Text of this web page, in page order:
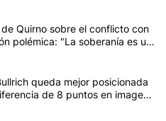
con más comentarios en los
título "Las inconsistencias de
Quirno sobre el conflicto con
polémica: "La soberanía es un
título "Encuesta: Patricia
queda mejor posicionada
de 8 puntos en imagen